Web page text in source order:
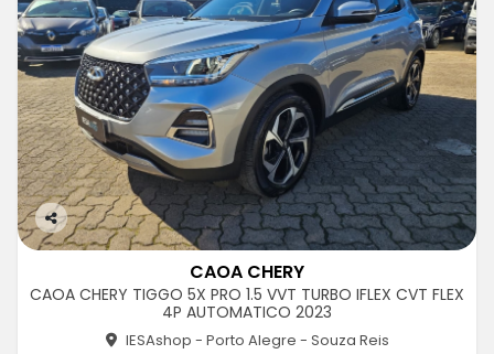
Co
rtil
CAOA CHERY
CAOA CHERY TIGGO 5X PRO 1.5 VVT TURBO IFLEX CVT FLEX
4P AUTOMATICO 2023
IESAshop - Porto Alegre - Souza Reis